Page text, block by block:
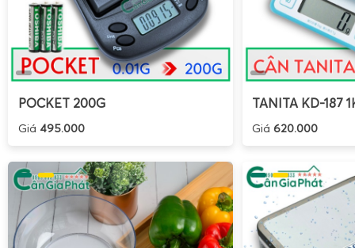
POCKET 200G
Giá 495.000
TANITA KD-187
Giá620.000